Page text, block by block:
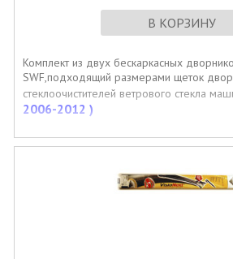
В КОРЗИНУ
Комплект из двух бескаркасных
SWF,подходящий размерами щеток
стеклоочистителей ветрового стекла
2006-2012 )